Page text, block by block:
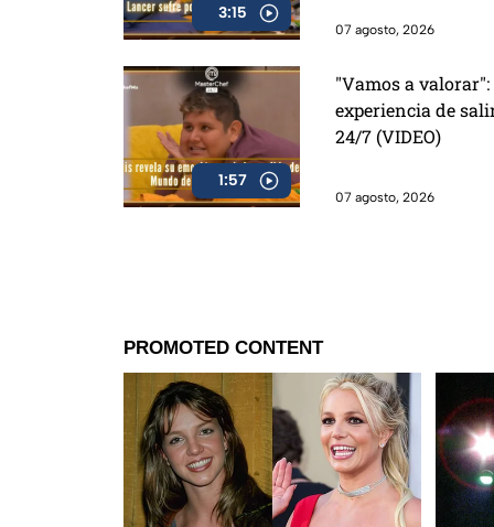
3:15
07 agosto, 2026
1:57
"Vamos a
experiencia de
24/7 (VIDEO)
07 agosto, 2026